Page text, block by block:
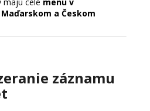
a Českom
záznamu